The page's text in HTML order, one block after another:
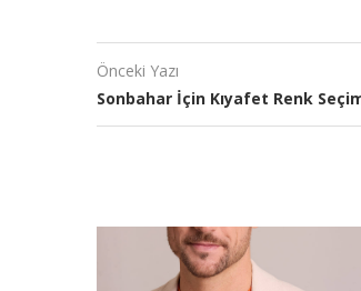
Önceki Yazı
Sonbahar İçin Kıyafet Renk